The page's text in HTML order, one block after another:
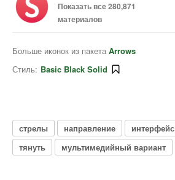
Показать все 280,871
материалов
Больше иконок из пакета Arrows
Стиль: Basic Black Solid
стрелы направление интерфейс
тянуть
мультимедийный вариант